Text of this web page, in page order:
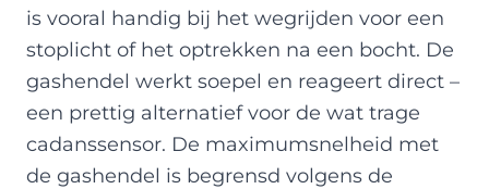
is vooral handig bij het wegrijden voor een
stoplicht of het optrekken na een bocht. De
gashendel werkt soepel en reageert direct –
een prettig alternatief voor de wat trage
cadanssensor. De maximumsnelheid met
de gashendel is begrensd volgens de